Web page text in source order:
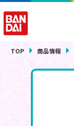
TOP 商品情報